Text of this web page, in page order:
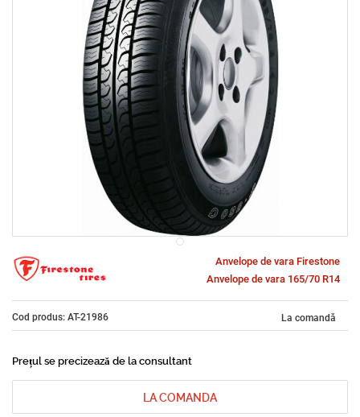
Anvelope de vara Firestone
Anvelope de vara 165/70 R14
Cod produs: AT-21986 La comandă
Prețul se precizează de la consultant
LA COMANDA